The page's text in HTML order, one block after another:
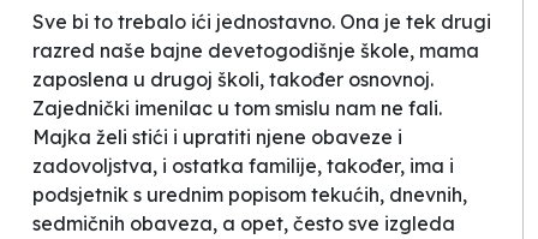
Sve bi to trebalo ići jednostavno. Ona je tek drugi
razred naše bajne devetogodišnje škole, mama
zaposlena u drugoj školi, također osnovnoj.
Zajednički imenilac u tom smislu nam ne fali.
Majka želi stići i upratiti njene obaveze i
zadovoljstva, i ostatka familije, također, ima i
podsjetnik s urednim popisom tekućih, dnevnih,
sedmičnih obaveza, a opet, često sve izgleda